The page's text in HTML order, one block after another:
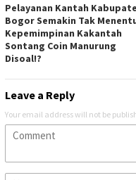
Pelayanan Kantah
Bogor Semakin Tak
Kepemimpinan Kakantah
Sontang Coin Manurung
Disoal!?
Leave a Reply
Your email address will not be